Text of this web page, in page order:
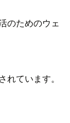
のためのウェ
ています。